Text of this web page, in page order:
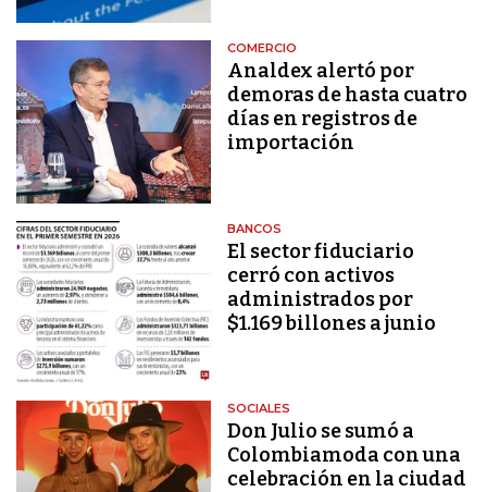
COMERCIO
Analdex alertó por
demoras de hasta cuatro
días en registros de
importación
BANCOS
El sector fiduciario
cerró con activos
administrados por
$1.169 billones a junio
SOCIALES
Don Julio se sumó a
Colombiamoda con una
celebración en la ciudad